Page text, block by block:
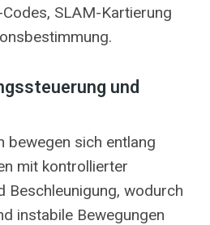
SLAM-Kartierung
und
bewegen sich entlang
mit kontrollierter
Beschleunigung, wodurch
instabile Bewegungen